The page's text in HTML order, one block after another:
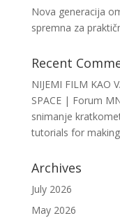
Nova generacija
spremna za
Recent
NIJEMI FILM KAO
SPACE | Forum
snimanje
tutorials for
Archives
July 2026
May 2026